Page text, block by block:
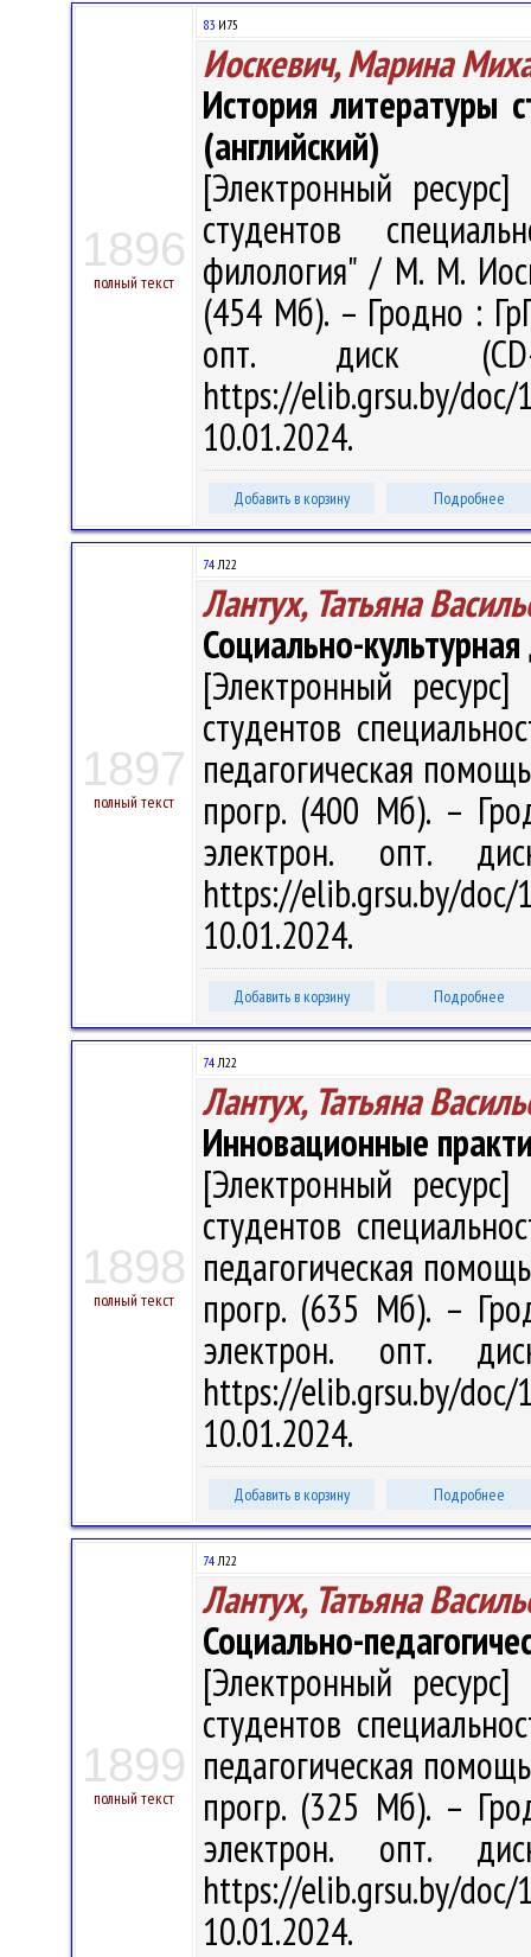
1896
полный текст
83 И75
Иоскевич, Марина
История литературы
(английский)
[Электронный
студентов
филология" / М. М.
(454 Мб). – Гродно :
опт. диск
https://elib.grsu.by/
10.01.2024.
Добавить в корзину Подробнее
1897
полный текст
74Л22
Лантух, Татьяна
Социально-
[Электронный
студентов
педагогическая
прогр. (400 Мб). –
электрон. опт.
https://elib.grsu.by/
10.01.2024.
Добавить в корзину Подробнее
1898
полный текст
74Л22
Лантух, Татьяна
Инновационные
[Электронный
студентов
педагогическая
прогр. (635 Мб). –
электрон. опт.
https://elib.grsu.by/
10.01.2024.
Добавить в корзину Подробнее
1899
полный текст
74Л22
Лантух, Татьяна
Социально-
[Электронный
студентов
педагогическая
прогр. (325 Мб). –
электрон. опт.
https://elib.grsu.by/
10.01.2024.